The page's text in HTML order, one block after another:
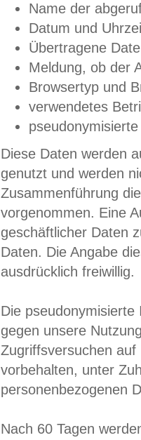
Name der
Datum und
Übertragene
Meldung, ob der
Browsertyp und
verwendetes
Diese Daten werden
genutzt und werden
Zusammenführung
vorgenommen. Eine
geschäftlicher Daten
Daten. Die Angabe
ausdrücklich freiwillig.
Die
gegen unsere
Zugriffsversuchen
vorbehalten, unter
personenbezogenen
Nach 60 Tagen